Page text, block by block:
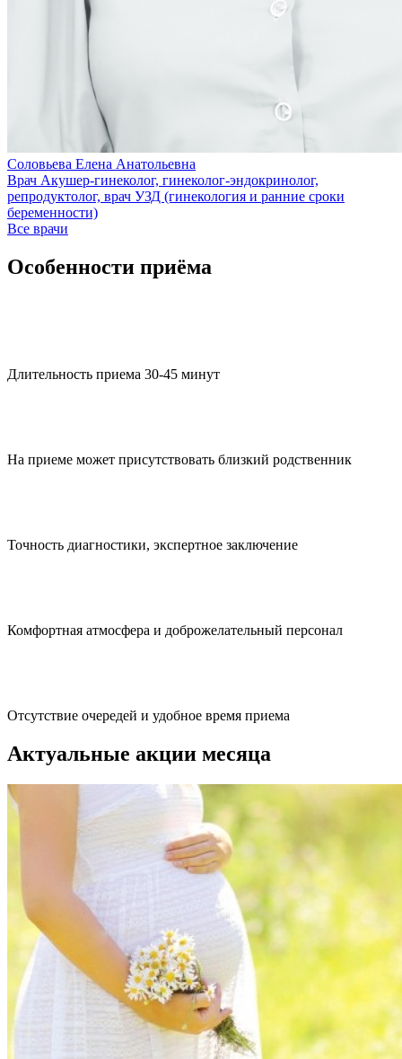
Соловьева Елена Анатольевна
Врач Акушер-гинеколог, гинеколог-эндокринолог,
репродуктолог, врач УЗД (гинекология и ранние сроки
беременности)
Все врачи
Особенности приёма
Длительность приема 30‑45 минут
На приеме может присутствовать близкий родственник
Точность диагностики, экспертное заключение
Комфортная атмосфера и доброжелательный персонал
Отсутствие очередей и удобное время приема
Актуальные акции месяца